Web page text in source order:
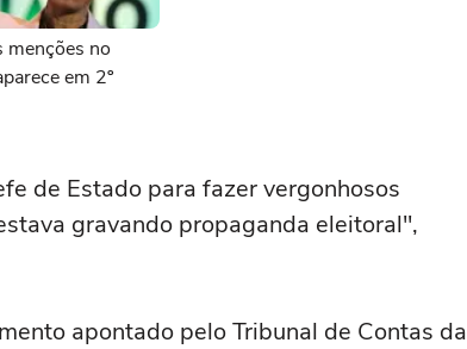
menções no
em 2º
de Estado para fazer vergonhosos
gravando propaganda eleitoral",
apontado pelo Tribunal de Contas da